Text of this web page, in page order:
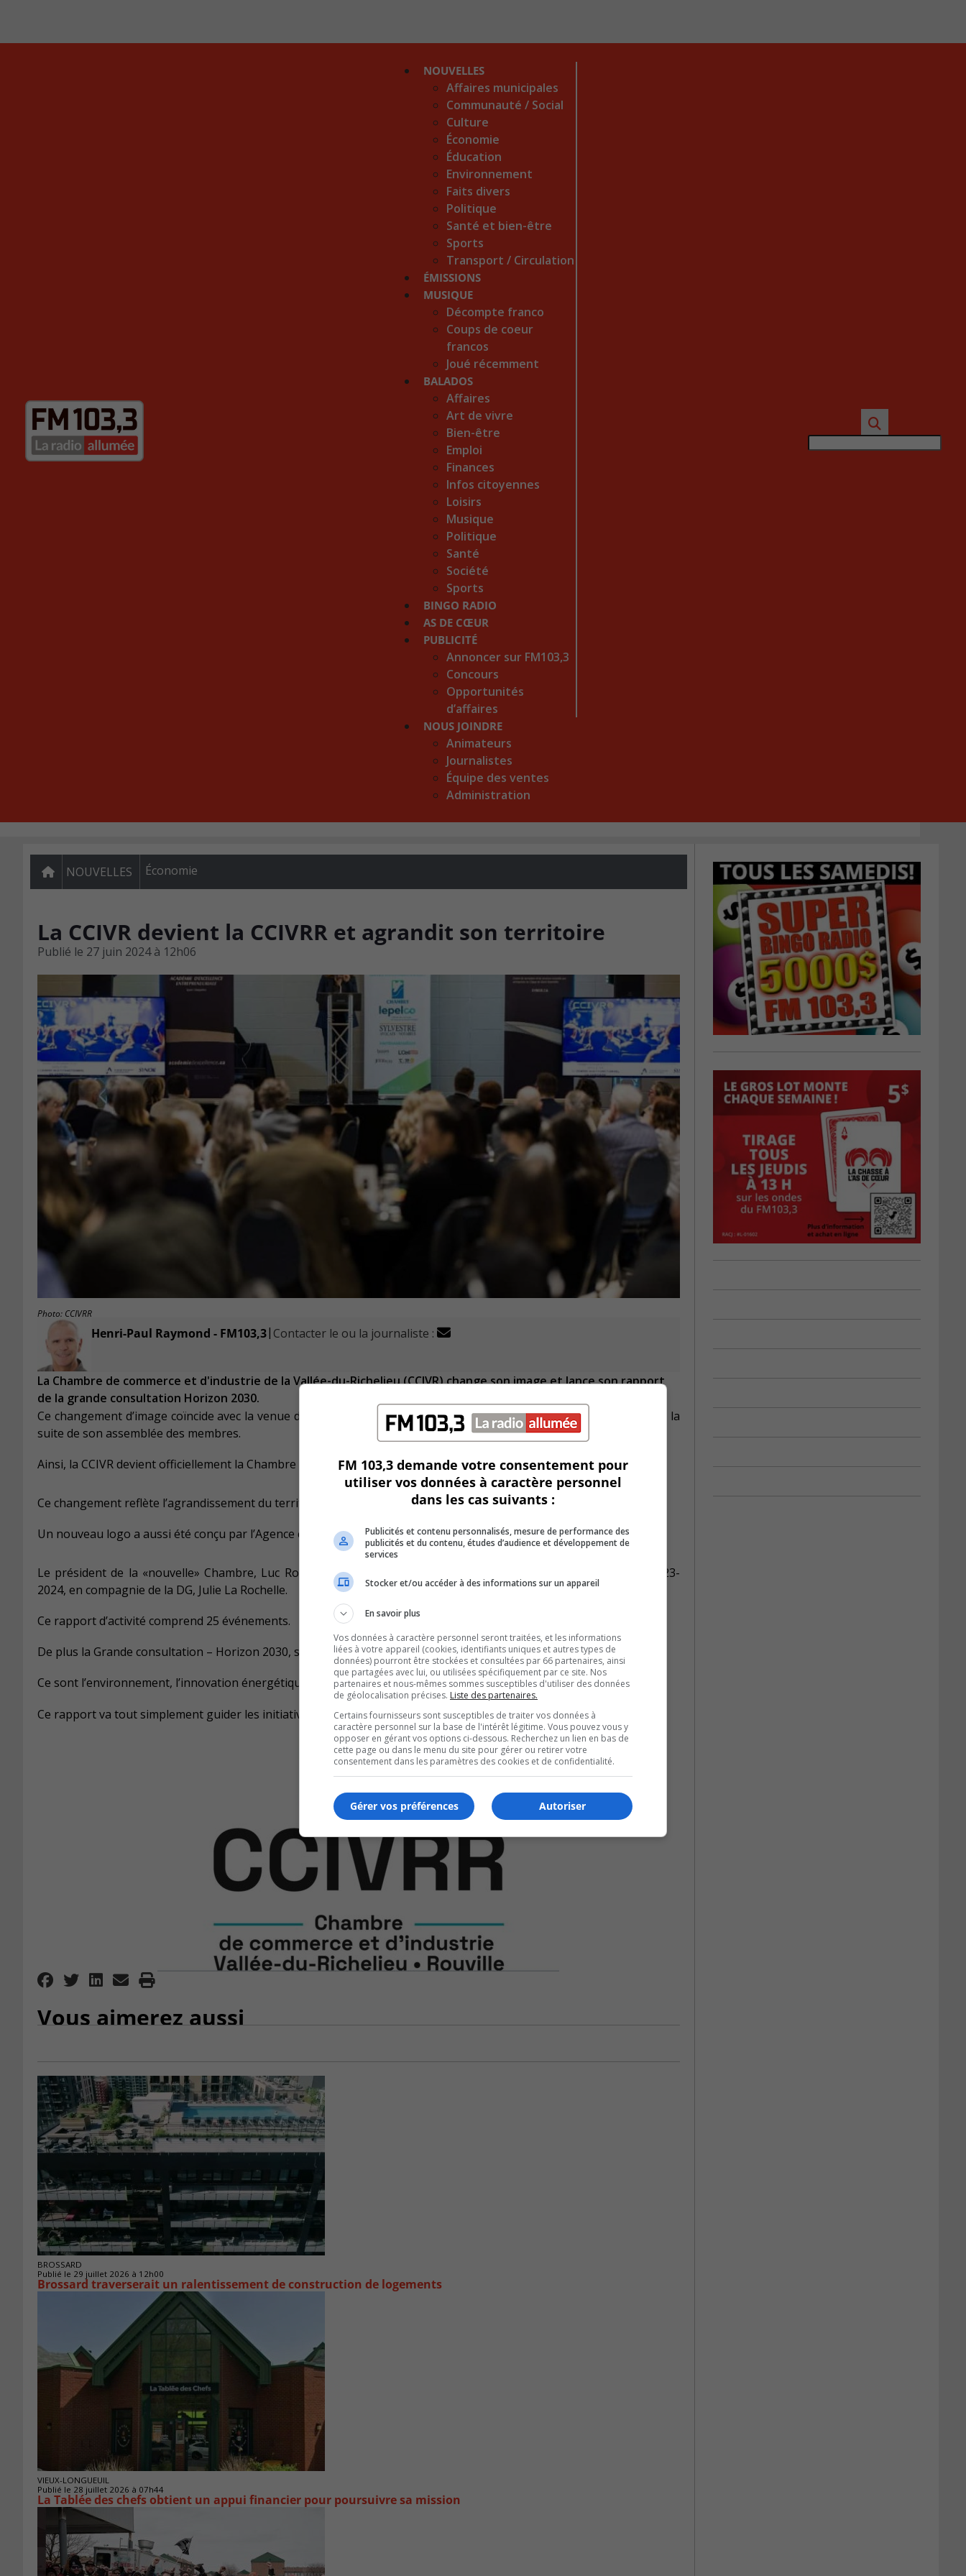
NOUVELLES
Affaires municipales
Communauté / Social
Culture
Économie
Éducation
Environnement
Faits divers
Politique
Santé et bien-être
Sports
Transport / Circulation
ÉMISSIONS
MUSIQUE
Décompte franco
Coups de coeur
francos
Joué récemment
BALADOS
Affaires
Art de vivre
Bien-être
Emploi
Finances
Infos citoyennes
Loisirs
Musique
Politique
Santé
Société
Sports
BINGO RADIO
AS DE CŒUR
PUBLICITÉ
Annoncer sur FM103,3
Concours
Opportunités
d’affaires
NOUS JOINDRE
Animateurs
Journalistes
Équipe des ventes
Administration
NOUVELLES Économie
La CCIVR devient la CCIVRR et agrandit son territoire
Publié le 27 juin 2024 à 12h06
Photo: CCIVRR
Henri-Paul Raymond - FM103,3| Contacter le ou la journaliste :
La Chambre de commerce et d'industrie de la Vallée-du-Richelieu (CCIVR) change son image et lance son rapport
de la grande consultation Horizon 2030.
Ce changement d’image coïncide avec la venue de nouveaux membres du conseil d’administration pour 2024-2025 à la
suite de son assemblée des membres.
Ainsi, la CCIVR devient officiellement la Chambre de commerce et d’industrie Vallée-du-Richelieu·Rouville (CCIVRR).
Ce changement reflète l’agrandissement du territoire et vise à mieux représenter tous les membres.
Un nouveau logo a aussi été conçu par l’Agence créative High5 de Chambly.
Le président de la «nouvelle» Chambre, Luc Rousseau, a également présenté le rapport d’activités de l’année 2023-
2024, en compagnie de la DG, Julie La Rochelle.
Ce rapport d’activité comprend 25 événements.
De plus la Grande consultation – Horizon 2030, souligne quatre priorités.
Ce sont l’environnement, l’innovation énergétique, l’autosuffisance régionale et la communauté.
Ce rapport va tout simplement guider les initiatives futures pour un développement durable et inclusif.
Vous aimerez aussi
BROSSARD
Publié le 29 juillet 2026 à 12h00
Brossard traverserait un ralentissement de construction de logements
VIEUX-LONGUEUIL
Publié le 28 juillet 2026 à 07h44
La Tablée des chefs obtient un appui financier pour poursuivre sa mission
FM 103,3 demande votre consentement pour
utiliser vos données à caractère personnel
dans les cas suivants :
Publicités et contenu personnalisés, mesure de performance des
publicités et du contenu, études d’audience et développement de
services
Stocker et/ou accéder à des informations sur un appareil
En savoir plus
Vos données à caractère personnel seront traitées, et les informations
liées à votre appareil (cookies, identifiants uniques et autres types de
données) pourront être stockées et consultées par 66 partenaires, ainsi
que partagées avec lui, ou utilisées spécifiquement par ce site. Nos
partenaires et nous-mêmes sommes susceptibles d'utiliser des données
de géolocalisation précises. Liste des partenaires.
Certains fournisseurs sont susceptibles de traiter vos données à
caractère personnel sur la base de l'intérêt légitime. Vous pouvez vous y
opposer en gérant vos options ci-dessous. Recherchez un lien en bas de
cette page ou dans le menu du site pour gérer ou retirer votre
consentement dans les paramètres des cookies et de confidentialité.
Autoriser
Gérer vos préférences